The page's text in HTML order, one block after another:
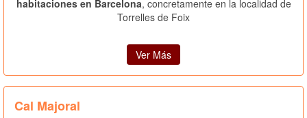
habitaciones en Barcelona, concretamente en la localidad de
Torrelles de Foix
Ver Más
Cal Majoral